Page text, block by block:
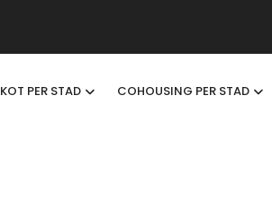
KOT PER STAD COHOUSING PER STAD